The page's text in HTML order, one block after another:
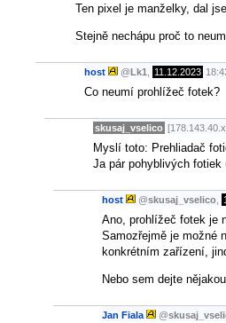
Ten pixel je manželky, dal
Stejně nechápu proč to
host @Lk1 11.12.2023
Co neumí prohlížeč fotek?
skusaj_vselico
Myslí toto: Prehliadač
Ja pár pohyblivých
host @skusaj_vselico
Ano, prohlížeč fotek je
Samozřejmě je možné
konkrétním zařízení,
Nebo sem dejte
Jan Fiala @